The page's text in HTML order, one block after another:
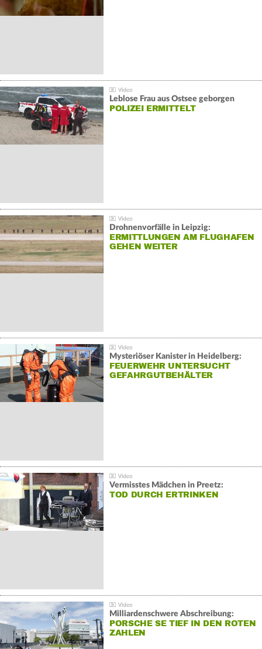
Leblose Frau aus Ostsee geborgen
POLIZEI ERMITTELT
Drohnenvorfälle in Leipzig:
ERMITTLUNGEN AM FLUGHAFEN
GEHEN WEITER
Mysteriöser Kanister in Heidelberg:
FEUERWEHR UNTERSUCHT
GEFAHRGUTBEHÄLTER
Vermisstes Mädchen in Preetz:
TOD DURCH ERTRINKEN
Milliardenschwere Abschreibung:
PORSCHE SE TIEF IN DEN ROTEN
ZAHLEN